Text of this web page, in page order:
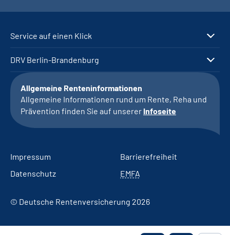
Service auf einen Klick
DRV Berlin-Brandenburg
Allgemeine Renteninformationen
Allgemeine Informationen rund um Rente, Reha und
Prävention finden Sie auf unserer Infoseite
Impressum
Barrierefreiheit
Datenschutz
EMFA
© Deutsche Rentenversicherung 2026